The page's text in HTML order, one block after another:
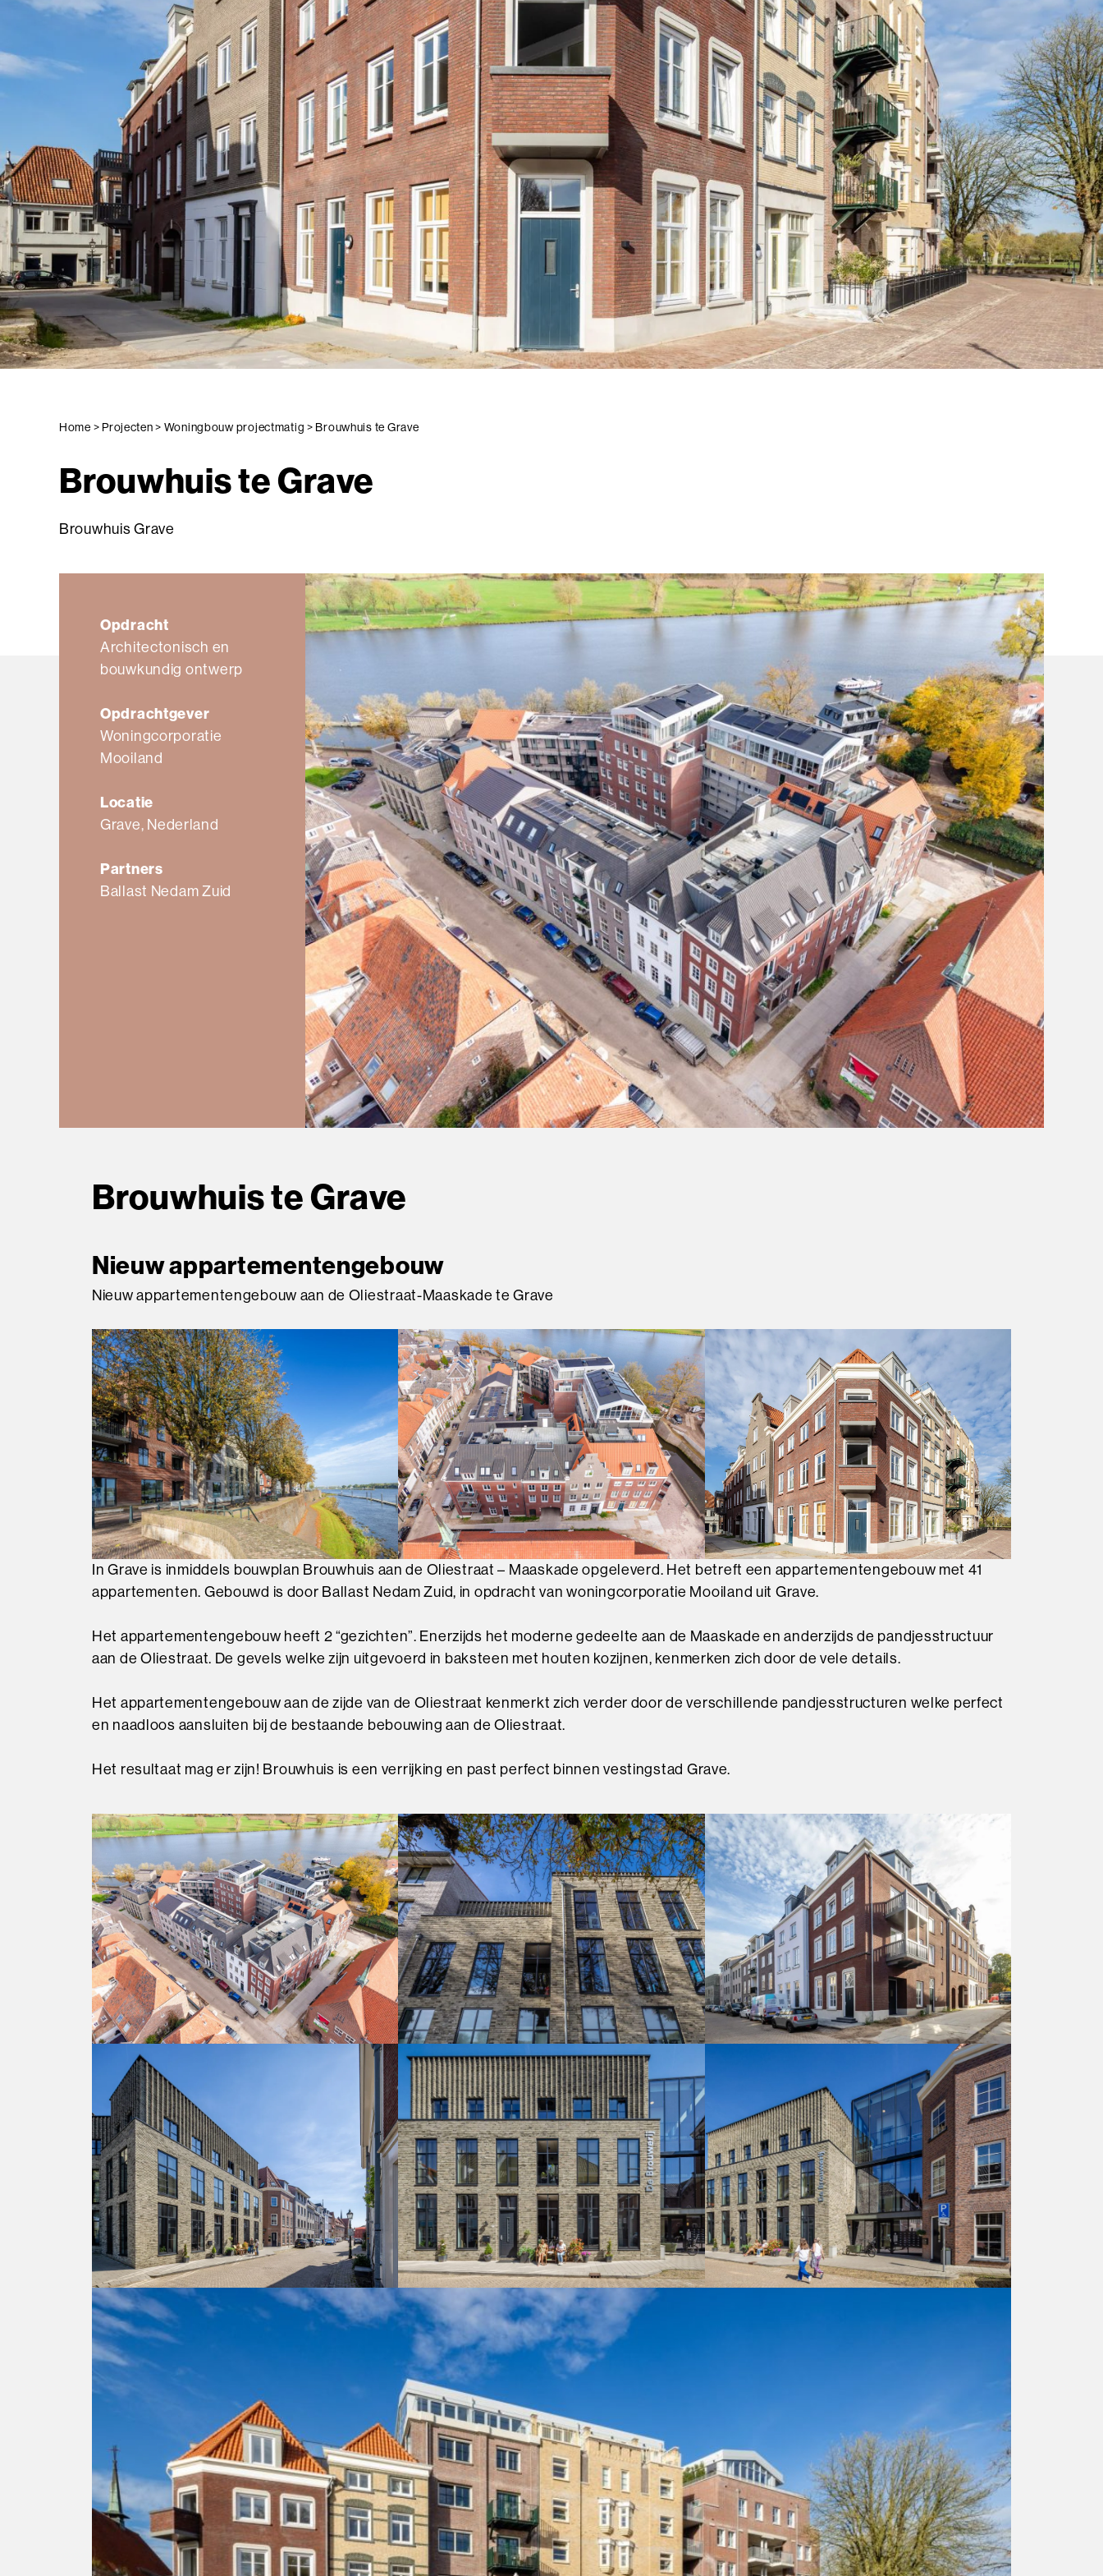
Home > Projecten> Woningbouw projectmatig > Brouwhuis te Grave
Brouwhuis te Grave
Brouwhuis Grave
Opdracht
Architectonisch en
bouwkundig ontwerp
Opdrachtgever
Woningcorporatie
Mooiland
Locatie
Grave, Nederland
Partners
Ballast Nedam Zuid
Brouwhuis te Grave
Nieuw appartementengebouw
Nieuw appartementengebouw aan de Oliestraat-Maaskade te Grave
In Grave is inmiddels bouwplan Brouwhuis aan de Oliestraat – Maaskade opgeleverd. Het betreft een appartementengebouw met 41
appartementen. Gebouwd is door Ballast Nedam Zuid, in opdracht van woningcorporatie Mooiland uit Grave.
Het appartementengebouw heeft 2 “gezichten”. Enerzijds het moderne gedeelte aan de Maaskade en anderzijds de pandjesstructuur
aan de Oliestraat. De gevels welke zijn uitgevoerd in baksteen met houten kozijnen, kenmerken zich door de vele details.
Het appartementengebouw aan de zijde van de Oliestraat kenmerkt zich verder door de verschillende pandjesstructuren welke perfect
en naadloos aansluiten bij de bestaande bebouwing aan de Oliestraat.
Het resultaat mag er zijn! Brouwhuis is een verrijking en past perfect binnen vestingstad Grave.